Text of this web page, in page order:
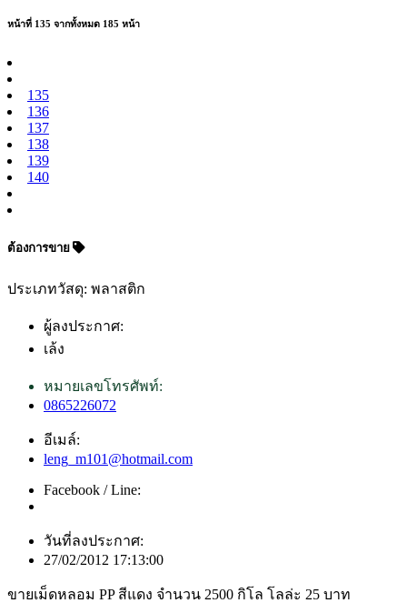
หน้าที่ 135 จากทั้งหมด 185 หน้า
135
136
137
138
139
140
ต้องการขาย
ประเภทวัสดุ: พลาสติก
ผู้ลงประกาศ:
เล้ง
หมายเลขโทรศัพท์:
0865226072
อีเมล์:
leng_m101@hotmail.com
Facebook / Line:
วันที่ลงประกาศ:
27/02/2012 17:13:00
ขายเม็ดหลอม PP สีแดง จำนวน 2500 กิโล โลล่ะ 25 บาท